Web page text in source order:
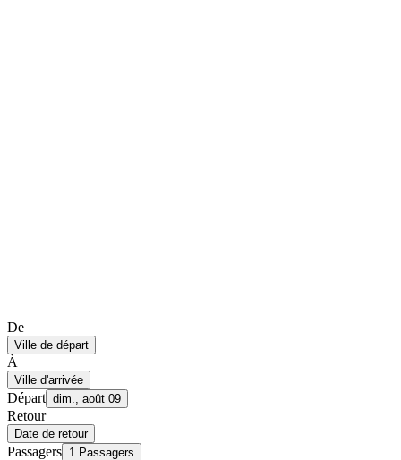
De
Ville de départ
À
Ville d'arrivée
Départ dim., août 09
Retour
Date de retour
Passagers 1 Passagers